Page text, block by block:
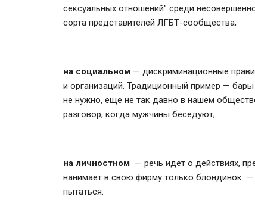
сексуальных отношений" среди
сорта представителей ЛГБТ-сообщества;
на социальном — дискриминационные
и организаций. Традиционный пример —
не нужно, еще не так давно в нашем
разговор, когда мужчины беседуют;
на личностном — речь идет о действиях,
нанимает в свою фирму только блондинок —
пытаться.